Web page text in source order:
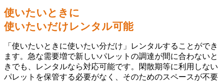
使いたいときに
使いたいだけレンタル可能
「使いたいときに使いたい分だけ」レンタルすることができ
ます。急な需要増で新しいパレットの調達が間に合わないと
きでも、レンタルなら対応可能です。閑散期等に利用しない
パレットを保管する必要がなく、そのためのスペースが不要